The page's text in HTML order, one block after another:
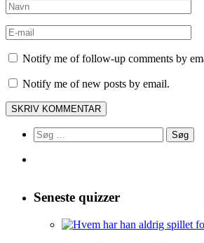
Notify me of follow-up comments by
Notify me of new posts by email.
Søg
efter:
Seneste quizzer